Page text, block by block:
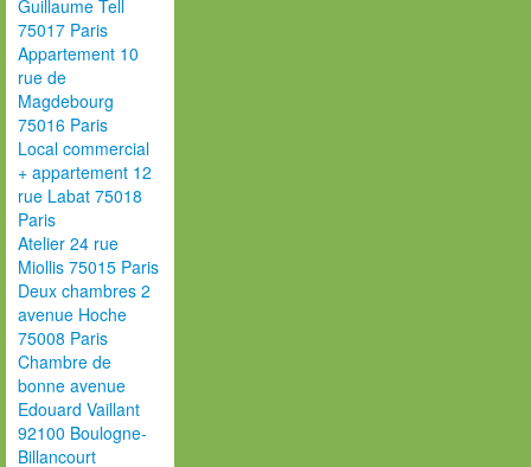
Guillaume Tell
75017 Paris
Appartement 10
rue de
Magdebourg
75016 Paris
Local commercial
+ appartement 12
rue Labat 75018
Paris
Atelier 24 rue
Miollis 75015 Paris
Deux chambres 2
avenue Hoche
75008 Paris
Chambre de
bonne avenue
Edouard Vaillant
92100 Boulogne-
Billancourt